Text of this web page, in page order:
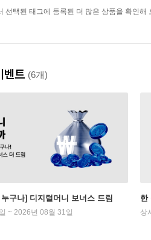
선택된 태그에 등록된 더 많은 상품을 확인해
벤트 (6개)
구나] 디지털머니 보너스 드림
~ 2026년 08월 31일
한
상